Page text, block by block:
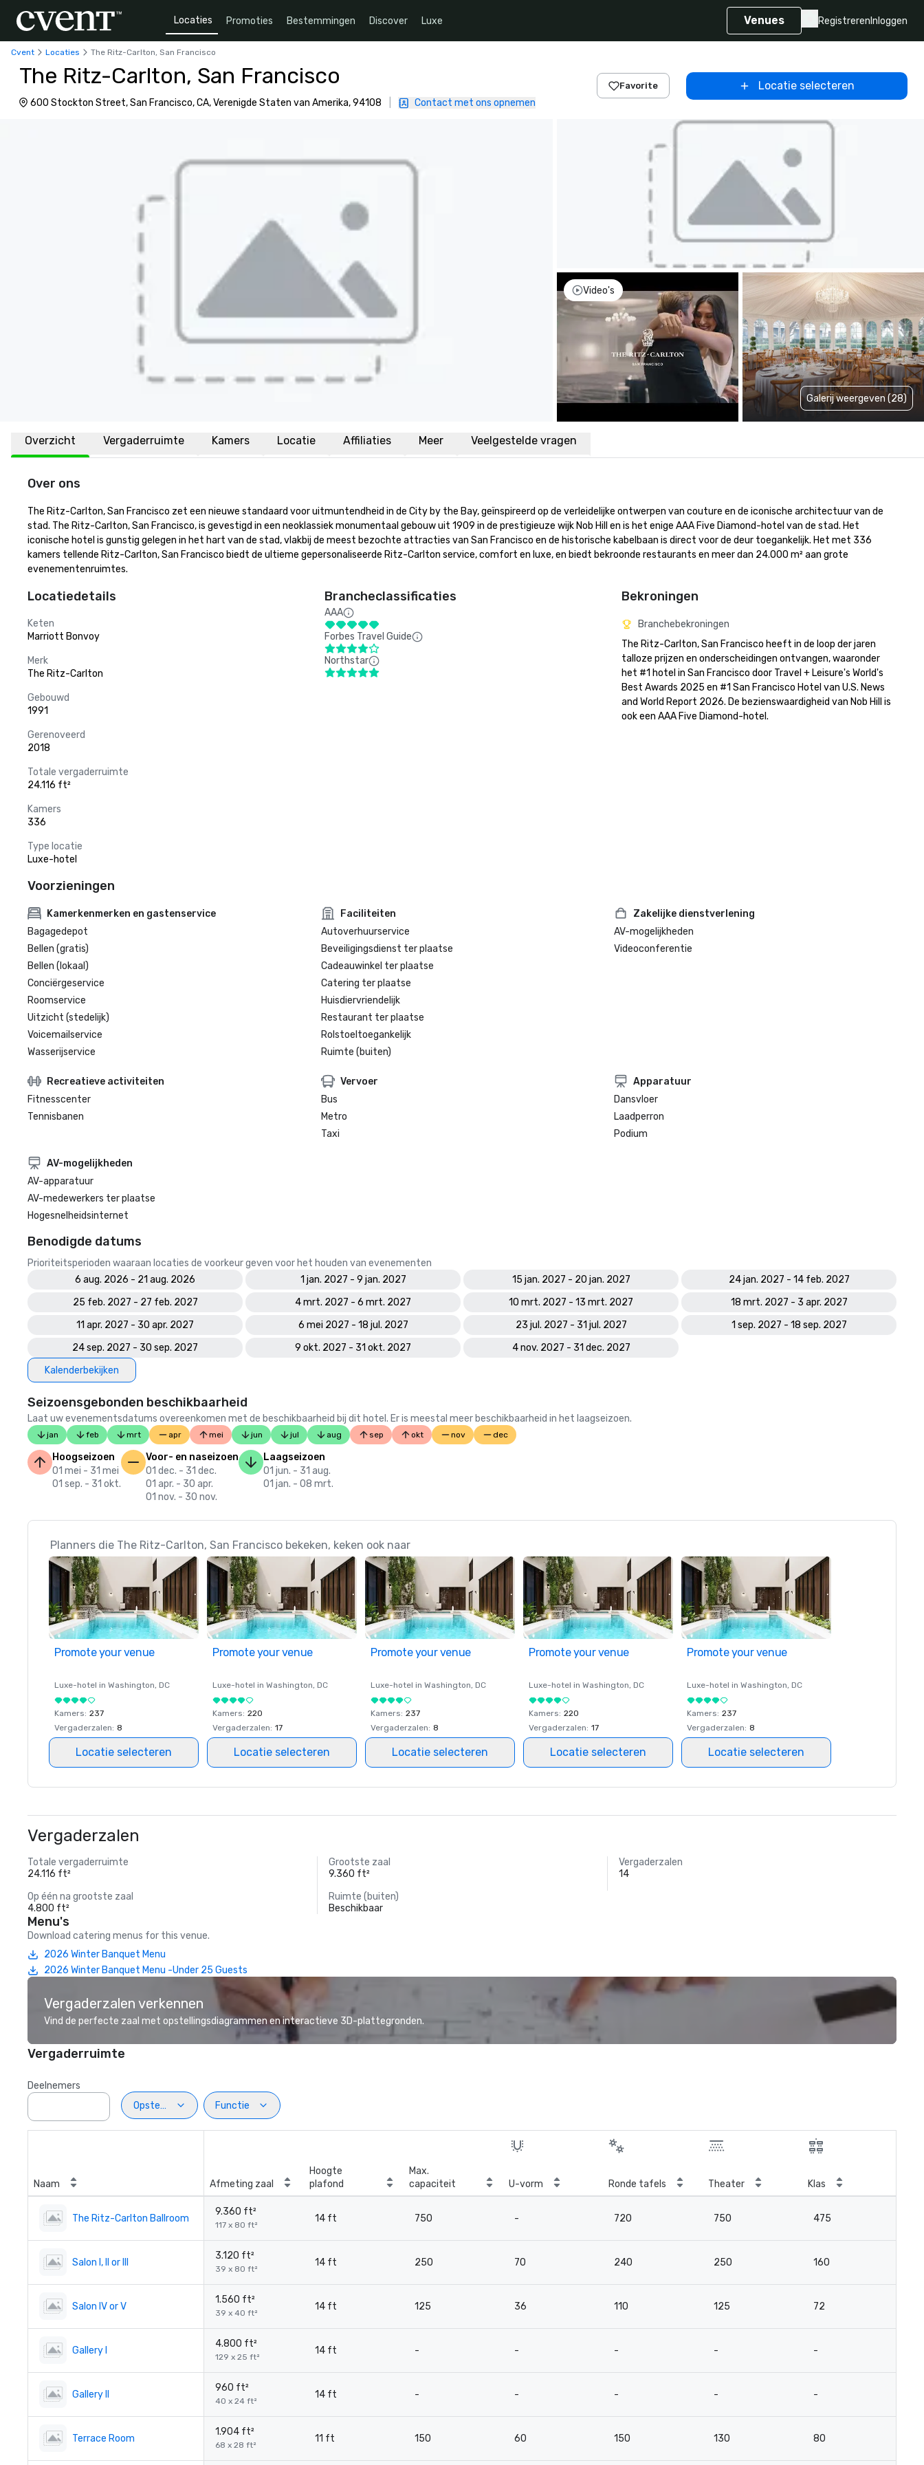
Locaties Promoties Bestemmingen Discover Luxe Venues Registreren Inloggen
Cvent Locaties The Ritz-Carlton, San Francisco
The Ritz-Carlton, San Francisco
600 Stockton Street, San Francisco, CA, Verenigde Staten van Amerika, 94108 Contact met ons opnemen
Favorite Locatie selecteren
Video's
Galerij weergeven (28)
Overzicht Vergaderruimte Kamers Locatie Affiliaties Meer Veelgestelde vragen
Over ons
The Ritz-Carlton, San Francisco zet een nieuwe standaard voor uitmuntendheid in de City by the Bay, geïnspireerd op de verleidelijke ontwerpen van couture en de iconische architectuur van de
stad. The Ritz-Carlton, San Francisco, is gevestigd in een neoklassiek monumentaal gebouw uit 1909 in de prestigieuze wijk Nob Hill en is het enige AAA Five Diamond-hotel van de stad. Het
iconische hotel is gunstig gelegen in het hart van de stad, vlakbij de meest bezochte attracties van San Francisco en de historische kabelbaan is direct voor de deur toegankelijk. Het met 336
kamers tellende Ritz-Carlton, San Francisco biedt de ultieme gepersonaliseerde Ritz-Carlton service, comfort en luxe, en biedt bekroonde restaurants en meer dan 24.000 m² aan grote
evenementenruimtes.
Locatiedetails
Keten
Marriott Bonvoy
Merk
The Ritz-Carlton
Gebouwd
1991
Gerenoveerd
2018
Totale vergaderruimte
24.116 ft²
Kamers
336
Type locatie
Luxe-hotel
Brancheclassificaties
AAA
Forbes Travel Guide
Northstar
Bekroningen
Branchebekroningen
The Ritz-Carlton, San Francisco heeft in de loop der jaren
talloze prijzen en onderscheidingen ontvangen, waaronder
het #1 hotel in San Francisco door Travel + Leisure's World's
Best Awards 2025 en #1 San Francisco Hotel van U.S. News
and World Report 2026. De bezienswaardigheid van Nob Hill is
Voorzieningen
Kamerkenmerken en gastenservice
Bagagedepot
Bellen (gratis)
Bellen (lokaal)
Conciërgeservice
Roomservice
Uitzicht (stedelijk)
Voicemailservice
Wasserijservice
Faciliteiten
Autoverhuurservice
Beveiligingsdienst ter plaatse
Cadeauwinkel ter plaatse
Catering ter plaatse
Huisdiervriendelijk
Restaurant ter plaatse
Rolstoeltoegankelijk
Ruimte (buiten)
Zakelijke dienstverlening
AV-mogelijkheden
Videoconferentie
Recreatieve activiteiten
Fitnesscenter
Tennisbanen
Vervoer
Bus
Metro
Taxi
Apparatuur
Dansvloer
Laadperron
Podium
AV-mogelijkheden
AV-apparatuur
AV-medewerkers ter plaatse
Hogesnelheidsinternet
Benodigde datums
Prioriteitsperioden waaraan locaties de voorkeur geven voor het houden van evenementen
6 aug. 2026 - 21 aug. 2026
1 jan. 2027 - 9 jan. 2027 15 jan. 2027 - 20 jan. 2027
24 jan. 2027 - 14 feb. 2027
25 feb. 2027 - 27 feb. 2027
4 mrt. 2027 - 6 mrt. 2027 10 mrt. 2027 - 13 mrt. 2027
18 mrt. 2027 - 3 apr. 2027
11 apr. 2027 - 30 apr. 2027
6 mei 2027 - 18 jul. 2027 23 jul. 2027 - 31 jul. 2027
1 sep. 2027 - 18 sep. 2027
24 sep. 2027 - 30 sep. 2027
9 okt. 2027 - 31 okt. 2027
4 nov. 2027 - 31 dec. 2027
Kalenderbekijken
Seizoensgebonden beschikbaarheid
Laat uw evenementsdatums overeenkomen met de beschikbaarheid bij dit hotel. Er is meestal meer beschikbaarheid in het laagseizoen.
jan feb mrt apr mei jun jul aug sep okt nov dec
Hoogseizoen
01 mei - 31 mei
01 sep. - 31 okt.
Voor- en naseizoen
01 dec. - 31 dec.
01 apr. - 30 apr.
01 nov. - 30 nov.
Laagseizoen
01 jun. - 31 aug.
01 jan. - 08 mrt.
Planners die The Ritz-Carlton, San Francisco bekeken, keken ook naar
Promote your venue
Luxe-hotel in Washington, DC
Kamers: 237
Vergaderzalen: 8
Locatie selecteren
Promote your venue
Luxe-hotel in Washington, DC
Kamers: 220
Vergaderzalen: 17
Locatie selecteren
Promote your venue
Luxe-hotel in Washington, DC
Kamers: 237
Vergaderzalen: 8
Locatie selecteren
Promote your venue
Luxe-hotel in Washington, DC
Kamers: 220
Vergaderzalen: 17
Locatie selecteren
Promote your venue
Luxe-hotel in Washington, DC
Kamers: 237
Vergaderzalen: 8
Locatie selecteren
Vergaderzalen
Totale vergaderruimte
24.116 ft²
Grootste zaal
9.360 ft²
Vergaderzalen
14
Op één na grootste zaal
4.800 ft²
Ruimte (buiten)
Beschikbaar
Menu's
Download catering menus for this venue.
2026 Winter Banquet Menu
2026 Winter Banquet Menu -Under 25 Guests
Vergaderzalen verkennen
Vind de perfecte zaal met opstellingsdiagrammen en interactieve 3D-plattegronden.
Vergaderruimte
Deelnemers
Opstelling
Functie
Naam Afmeting zaal
Hoogte
plafond
Max.
capaciteit
U-vorm Ronde tafels Theater Klas
The Ritz-Carlton Ballroom
9.360 ft²
117 x 80 ft²
14 ft 750 - 720 750 475
Salon I, II or III
3.120 ft²
39 x 80 ft²
14 ft 250 70 240 250 160
Salon IV or V
1.560 ft²
39 x 40 ft²
14 ft 125 36 110 125 72
Gallery I
4.800 ft²
129 x 25 ft²
14 ft - - - - -
Gallery II
960 ft²
40 x 24 ft²
14 ft - - - - -
Terrace Room
1.904 ft²
68 x 28 ft²
11 ft 150 60 150 130 80